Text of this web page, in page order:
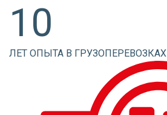
10
ЛЕТ ОПЫТА В ГРУЗОПЕРЕВОЗКАХ